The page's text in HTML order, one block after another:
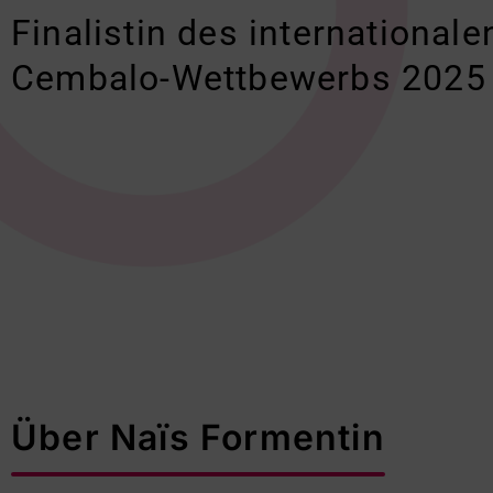
Finalistin des
Cembalo-Wettbewerbs 2025
Über Naïs Formentin